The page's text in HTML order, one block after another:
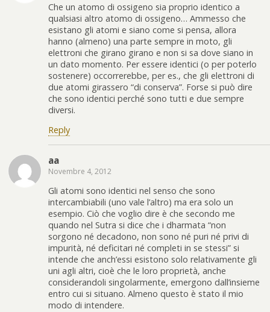
Che un atomo di ossigeno sia proprio identico a
qualsiasi altro atomo di ossigeno… Ammesso che
esistano gli atomi e siano come si pensa, allora
hanno (almeno) una parte sempre in moto, gli
elettroni che girano girano e non si sa dove siano in
un dato momento. Per essere identici (o per poterlo
sostenere) occorrerebbe, per es., che gli elettroni di
due atomi girassero “di conserva”. Forse si può dire
che sono identici perché sono tutti e due sempre
diversi.
Reply
aa
Novembre 4, 2012
Gli atomi sono identici nel senso che sono
intercambiabili (uno vale l’altro) ma era solo un
esempio. Ciò che voglio dire è che secondo me
quando nel Sutra si dice che i dharmata “non
sorgono né decadono, non sono né puri né privi di
impurità, né deficitari né completi in se stessi” si
intende che anch’essi esistono solo relativamente gli
uni agli altri, cioè che le loro proprietà, anche
considerandoli singolarmente, emergono dall’insieme
entro cui si situano. Almeno questo è stato il mio
modo di intendere.